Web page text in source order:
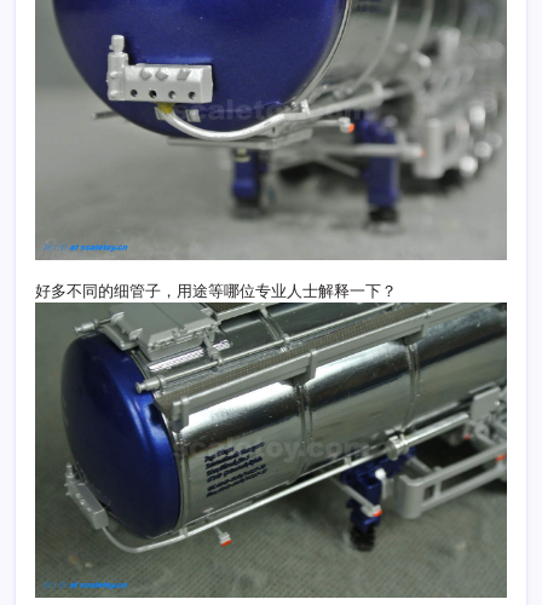
好多不同的细管子，用途等哪位专业人士解释一下？